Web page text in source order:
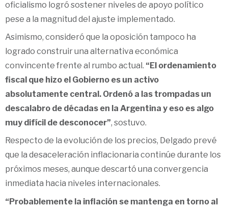
oficialismo logró sostener niveles de apoyo político
pese a la magnitud del ajuste implementado.
Asimismo, consideró que la oposición tampoco ha
logrado construir una alternativa económica
convincente frente al rumbo actual. “El ordenamiento
fiscal que hizo el Gobierno es un activo
absolutamente central. Ordenó a las trompadas un
descalabro de décadas en la Argentina y eso es algo
muy difícil de desconocer”, sostuvo.
Respecto de la evolución de los precios, Delgado prevé
que la desaceleración inflacionaria continúe durante los
próximos meses, aunque descartó una convergencia
inmediata hacia niveles internacionales.
“Probablemente la inflación se mantenga en torno al